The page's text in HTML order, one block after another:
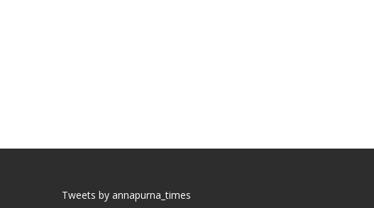
Tweets by annapurna_times